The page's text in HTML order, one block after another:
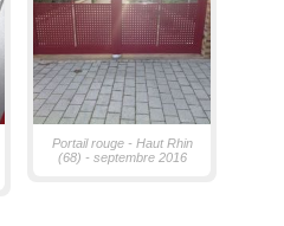
Portail rouge - Haut Rhin
(68) - septembre 2016